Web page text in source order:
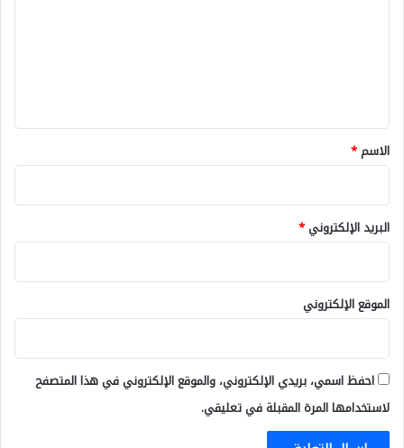
*
الاسم*
البريد الإلكتروني*
الموقع الإلكتروني
احفظ اسمي، بريدي الإلكتروني، والموقع الإلكتروني في هذا المتصفح
لاستخدامها المرة المقبلة في تعليقي.